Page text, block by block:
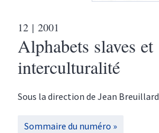
12 | 2001
Alphabets slaves et
interculturalité
Sous la direction de Jean Breuillard
Sommaire du numéro